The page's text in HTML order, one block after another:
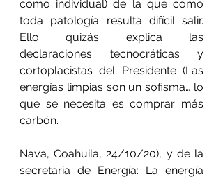
como individual) de la que como
toda patología resulta difícil salir.
Ello quizás explica las
declaraciones tecnocráticas y
cortoplacistas del Presidente (Las
energías limpias son un sofisma… lo
que se necesita es comprar más
carbón.
Nava, Coahuila, 24/10/20), y de la
secretaria de Energía: La energía